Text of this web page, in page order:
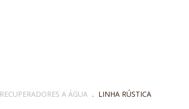
RECUPERADORES A ÁGUA . LINHA RÚSTICA